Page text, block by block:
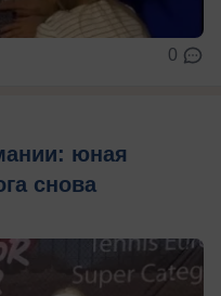
0
юная
снова